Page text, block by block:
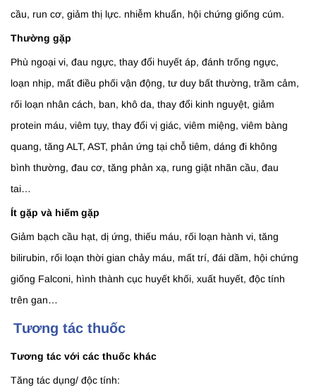
cầu, run cơ, giảm thị lực. nhiễm khuẩn, hội chứng giống cúm.
Thường gặp
Phù ngoại vi, đau ngực, thay đổi huyết áp, đánh trống ngực,
loạn nhịp, mất điều phối vận động, tư duy bất thường, trầm cảm,
rối loạn nhân cách, ban, khô da, thay đổi kinh nguyệt, giảm
protein máu, viêm tụy, thay đổi vị giác, viêm miệng, viêm bàng
quang, tăng ALT, AST, phản ứng tại chỗ tiêm, dáng đi không
bình thường, đau cơ, tăng phản xạ, rung giật nhãn cầu, đau
tai…
Ít gặp và hiếm gặp
Giảm bạch cầu hạt, dị ứng, thiếu máu, rối loạn hành vi, tăng
bilirubin, rối loạn thời gian chảy máu, mất trí, đái dầm, hội chứng
giống Falconi, hình thành cục huyết khối, xuất huyết, độc tính
trên gan…
Tương tác thuốc
Tương tác với các thuốc khác
Tăng tác dụng/ độc tính: